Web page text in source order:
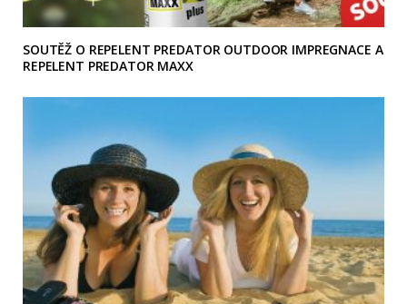
SOUTĚŽ O REPELENT PREDATOR OUTDOOR IMPREGNACE A
REPELENT PREDATOR MAXX